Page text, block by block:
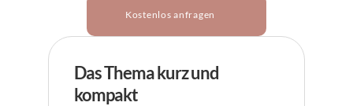
Kostenlos anfragen
Das Thema kurz und
kompakt